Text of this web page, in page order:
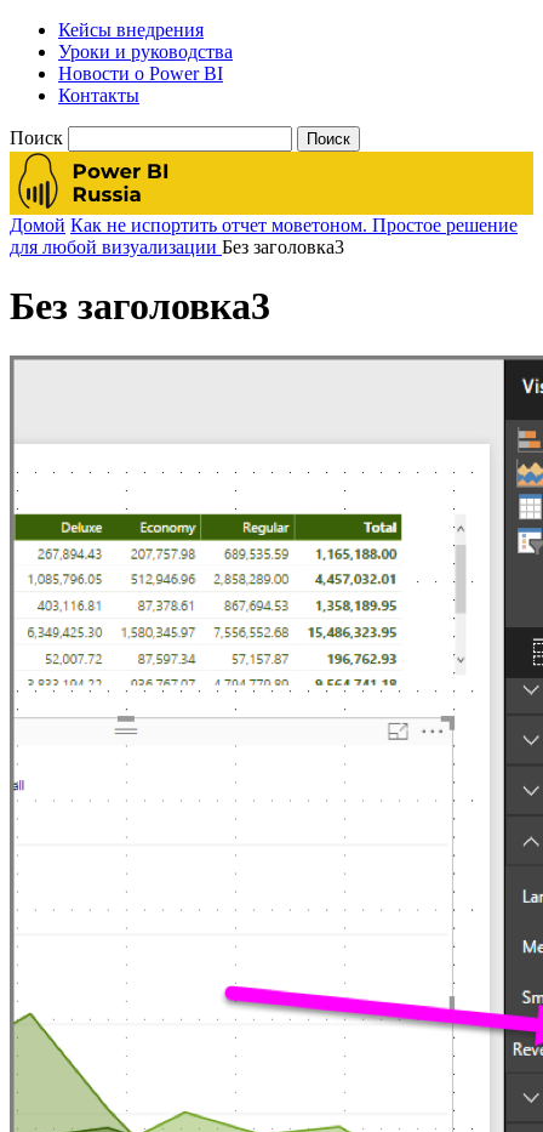
Кейсы внедрения
Уроки и руководства
Новости о Power BI
Контакты
Поиск
Домой Как не испортить отчет моветоном. Простое решение
для любой визуализации Без заголовка3
Без заголовка3